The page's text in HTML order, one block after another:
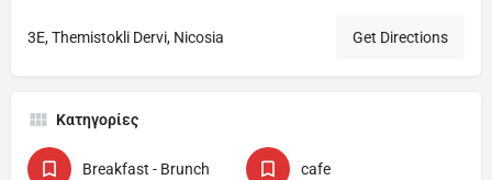
3E, Themistokli Dervi, Nicosia Get Directions
Κατηγορίες
Breakfast - Brunch cafe